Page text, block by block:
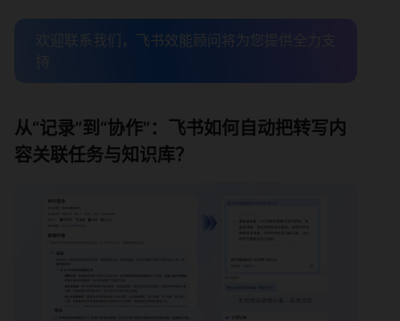
欢迎联系我们，飞书效能顾问将为您提供全力支
从“记录”到“协作”：飞书如何自动把转写内
容关联任务与知识库？